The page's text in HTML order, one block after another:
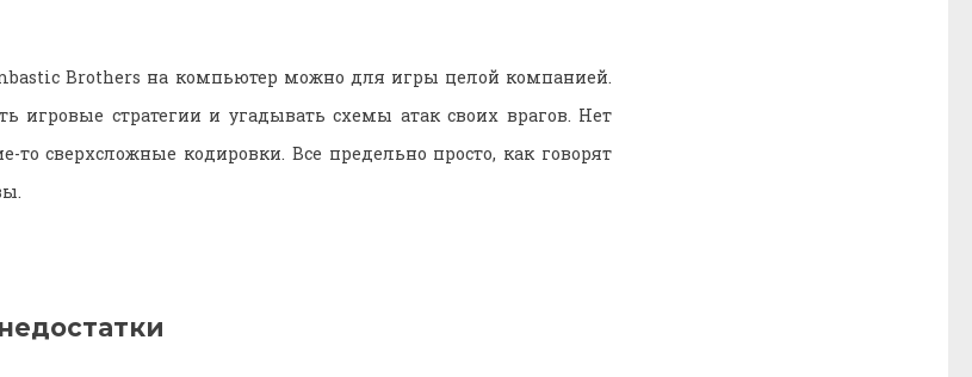
Brothers на компьютер можно для игры целой компанией.
игровые стратегии и угадывать схемы атак своих врагов. Нет
то сверхсложные кодировки. Все предельно просто, как говорят